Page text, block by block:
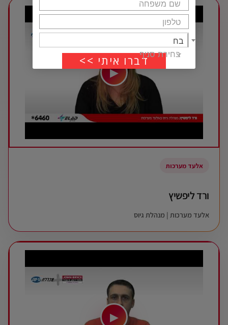
▶
אלעד מערכות
ורד ליפשיץ
אלעד מערכות | מנהלת גיוס
▶
בחירת סניף
בחירת סניף